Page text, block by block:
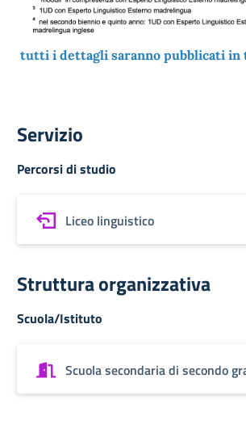
tutti i dettagli saranno pubblicati in
Servizio
Percorsi di studio
Liceo linguistico
Struttura organizzativa
Scuola/Istituto
Scuola secondaria di secondo